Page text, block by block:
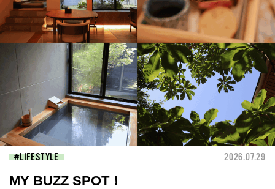
LIFESTYLE 2026.07.29
MY BUZZ SPOT！